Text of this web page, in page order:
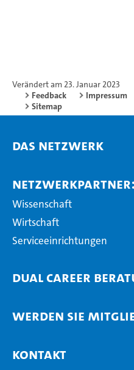
Verändert am 23. Januar 2023
Feedback
Impressum
Sitemap
Das Netzwerk
Wissenschaft
Wirtschaft
Serviceeinrichtungen
Dual Career
Werden Sie
Kontakt